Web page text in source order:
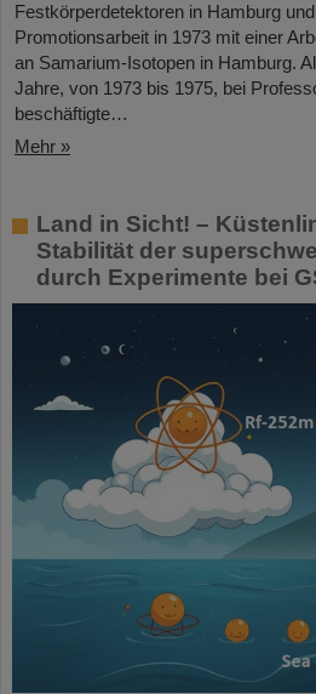
Festkörperdetektoren in Hamburg
Promotionsarbeit in 1973 mit einer
an Samarium-Isotopen in Hamburg.
Jahre, von 1973 bis 1975, bei
beschäftigte…
Mehr »
Land in Sicht! –
Stabilität der
durch Experimente bei